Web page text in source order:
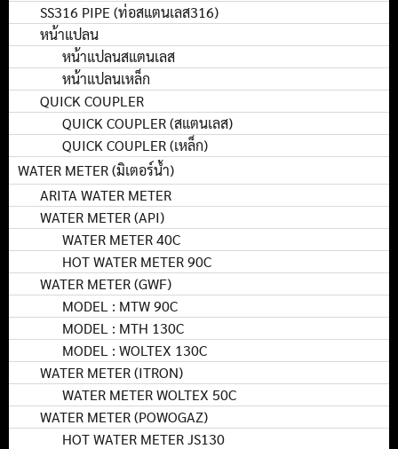
SS316 PIPE (ท่อสแตนเลส316)
หน้าแปลน
หน้าแปลนสแตนเลส
หน้าแปลนเหล็ก
QUICK COUPLER
QUICK COUPLER (สแตนเลส)
QUICK COUPLER (เหล็ก)
WATER METER (มิเตอร์น้ำ)
ARITA WATER METER
WATER METER (API)
WATER METER 40C
HOT WATER METER 90C
WATER METER (GWF)
MODEL : MTW 90C
MODEL : MTH 130C
MODEL : WOLTEX 130C
WATER METER (ITRON)
WATER METER WOLTEX 50C
WATER METER (POWOGAZ)
HOT WATER METER JS130